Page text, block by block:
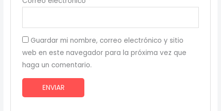
Guardar mi nombre, correo electrónico y sitio
web en este navegador para la próxima vez que
haga un comentario.